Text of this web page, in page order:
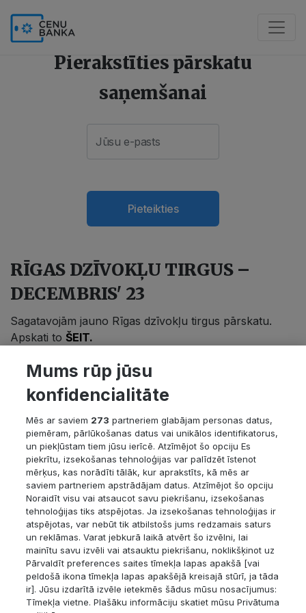
RĪGAS DZĪVOKĻU TIRGUS –
DECEMBRIS' 23
Sagatavojām jauno Rīgas dzīvokļu tirgus pārskatu.
Apskati to ŠEIT.
1. Jaunbūvēs ārpus C+ pirmreizējā tirgū datos
redzama stabilizēšanās pie aktuālās tirgus cenas.
2. Nerenovētos PK darījumos – samazinājums, kamēr
sludinājumos prasītās cenas novembrī augušas.
3. Sērijās kā darījumos, tā prasītajās pārdošanas cenā
vērojama neliela izaugsme.
4. Tā kā JP darījumu nav daudz, vidējā dzīvokļa
darījuma summa saglabājas ap 80 tūkstošiem.
5. Prasītajās īres cenās kopumā negatīva tendence.
LinkedIn:https://www.linkedin.com/company/cenu-banka
Pierakstīties pārskatu
saņemšanai
Pieteikties
Mums rūp jūsu
konfidencialitāte
Mēs ar saviem 273 partneriem glabājam personas datus,
piemēram, pārlūkošanas datus vai unikālos identifikatorus,
un piekļūstam tiem jūsu ierīcē. Atzīmējot šo opciju Es
piekrītu, izsekošanas tehnoloģijas var palīdzēt īstenot
mērķus, kas norādīti tālāk, kur aprakstīts, kā mēs ar
saviem partneriem apstrādājam datus. Atzīmējot šo opciju
Noraidīt visu vai atsaucot savu piekrišanu, izsekošanas
tehnoloģijas tiks atspējotas. Ja izsekošanas tehnoloģijas ir
atspējotas, var nebūt tik atbilstošs jums redzamais saturs
un reklāmas. Varat jebkurā laikā atvērt šo izvēlni, lai
mainītu savu izvēli vai atsauktu piekrišanu, noklikšķinot uz
Pārvaldīt preferences saites tīmekļa lapas apakšā [vai
peldošā ikona tīmekļa lapas apakšējā kreisajā stūrī, ja tāda
ir]. Jūsu izdarītā izvēle ietekmēs šādus mūsu nosacījumus:
Tīmekļa vietne. Plašāku informāciju skatiet mūsu Privātuma